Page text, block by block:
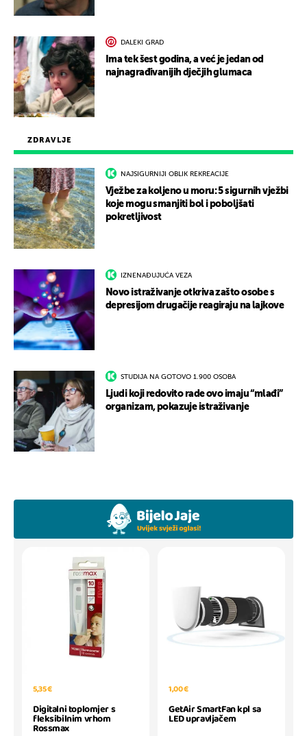
ZDRAVLJE
NAJSIGURNIJI OBLIK REKREACIJE
Vježbe za koljeno u moru: 5 sigurnih vježbi
koje mogu smanjiti bol i poboljšati
pokretljivost
IZNENAĐUJUĆA VEZA
Novo istraživanje otkriva zašto osobe s
depresijom drugačije reagiraju na lajkove
STUDIJA NA GOTOVO 1.900 OSOBA
Ljudi koji redovito rade ovo imaju “mlađi”
organizam, pokazuje istraživanje
DALEKI GRAD
Ima tek šest godina, a već je jedan od
najnagrađivanijih dječjih glumaca
5,35 €
Digitalni toplomjer s
fleksibilnim vrhom
Rossmax
1,00 €
GetAir SmartFan kpl sa
LED upravljačem